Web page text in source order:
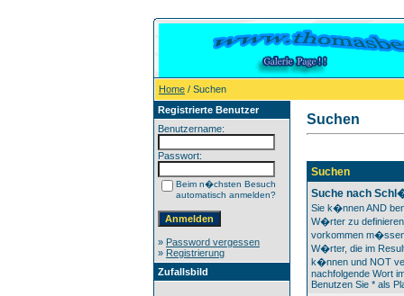
Home / Suchen
Registrierte Benutzer
Benutzername:
Passwort:
Beim n�chsten Besuch
automatisch anmelden?
» Password vergessen
» Registrierung
Zufallsbild
Suchen
Suchen
Suche nach
Sie k�nnen AND
W�rter zu
vorkommen
W�rter, die im
k�nnen und NOT
nachfolgende Wort
Benutzen Sie * als